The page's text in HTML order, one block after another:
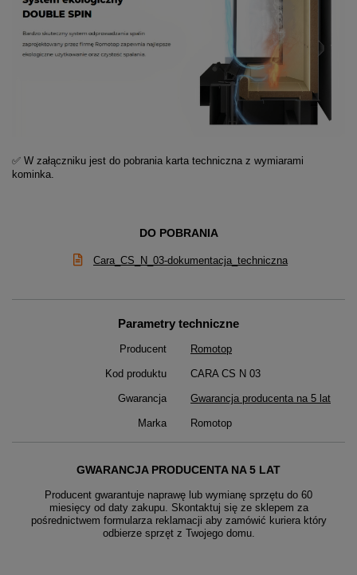
✅ W załączniku jest do pobrania karta techniczna z wymiarami
kominka.
DO POBRANIA
Cara_CS_N_03-dokumentacja_techniczna
Parametry techniczne
Producent Romotop
Kod produktu CARA CS N 03
Gwarancja Gwarancja producenta na 5 lat
Marka Romotop
GWARANCJA PRODUCENTA NA 5 LAT
Producent gwarantuje naprawę lub wymianę sprzętu do 60
miesięcy od daty zakupu. Skontaktuj się ze sklepem za
pośrednictwem formularza reklamacji aby zamówić kuriera który
odbierze sprzęt z Twojego domu.